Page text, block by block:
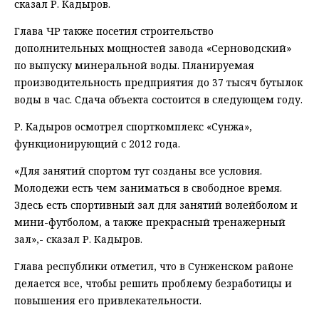
сказал Р. Кадыров.
Глава ЧР также посетил строительство
дополнительных мощностей завода «Серноводский»
по выпуску минеральной воды. Планируемая
производительность предприятия до 37 тысяч бутылок
воды в час. Сдача объекта состоится в следующем году.
Р. Кадыров осмотрел спорткомплекс «Сунжа»,
функционирующий с 2012 года.
«Для занятий спортом тут созданы все условия.
Молодежи есть чем заниматься в свободное время.
Здесь есть спортивный зал для занятий волейболом и
мини-футболом, а также прекрасный тренажерный
зал»,- сказал Р. Кадыров.
Глава республики отметил, что в Сунженском районе
делается все, чтобы решить проблему безработицы и
повышения его привлекательности.